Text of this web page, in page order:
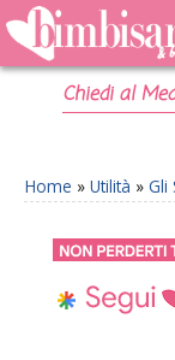
Chiedi al
Home » Utilità » Gli